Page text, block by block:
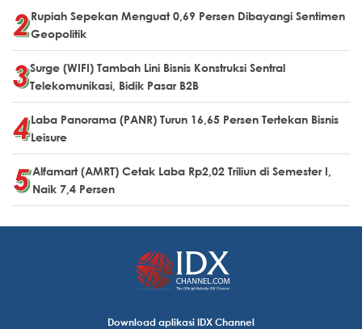
Rupiah Sepekan Menguat 0,69 Persen Dibayangi Sentimen
Geopolitik
Surge (WIFI) Tambah Lini Bisnis Konstruksi Sentral
Telekomunikasi, Bidik Pasar B2B
Laba Panorama (PANR) Turun 16,65 Persen Tertekan Bisnis
Leisure
Alfamart (AMRT) Cetak Laba Rp2,02 Triliun di Semester I,
Naik 7,4 Persen
Download aplikasi IDX Channel